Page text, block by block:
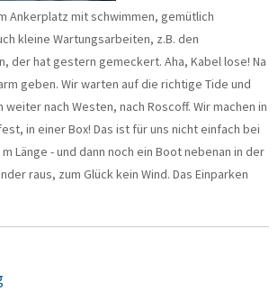
Ankerplatz mit schwimmen, gemütlich
kleine Wartungsarbeiten, z.B. den
der hat gestern gemeckert. Aha, Kabel lose! Na
geben. Wir warten auf die richtige Tide und
nach Westen, nach Roscoff. Wir machen in
in einer Box! Das ist für uns nicht einfach bei
Länge - und dann noch ein Boot nebenan in der
raus, zum Glück kein Wind. Das Einparken